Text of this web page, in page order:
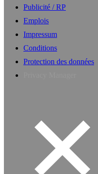
Publicité / RP
Emplois
Impressum
Conditions
Protection des données